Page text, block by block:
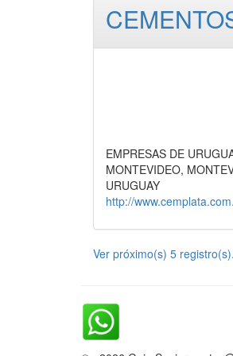
EMPRESAS DE
MONTEVIDEO,
URUGUAY
http://
Ver próximo(s) 5 registro(s).